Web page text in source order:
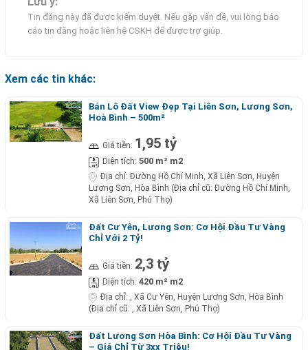
Tin đăng này đã được kiểm duyệt. Nếu gặp vấn đề, vui lòng báo
cáo tin đăng hoặc liên hệ CSKH để được trợ giúp.
Xem các tin khác:
Bán Lô Đất View Đẹp Tại Liên Sơn, Lương Sơn,
Hoà Bình – 500m²
Giá tiền: 1,95 tỷ
Diện tích: 500 m² m2
Địa chỉ: Đường Hồ Chí Minh, Xã Liên Sơn, Huyện
Lương Sơn, Hòa Bình (Địa chỉ cũ: Đường Hồ Chí Minh,
Xã Liên Sơn, Phú Thọ)
Đất Cư Yên, Lương Sơn: Cơ Hội Đầu Tư Vàng
Chỉ Với 2 Tỷ!
Giá tiền: 2,3 tỷ
Diện tích: 420 m² m2
Địa chỉ: , Xã Cư Yên, Huyện Lương Sơn, Hòa Bình
(Địa chỉ cũ: , Xã Liên Sơn, Phú Thọ)
Đất Lương Sơn Hòa Bình: Cơ Hội Đầu Tư Vàng
– Giá Chỉ Từ 3xx Triệu!